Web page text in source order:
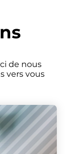
de nous
vers vous